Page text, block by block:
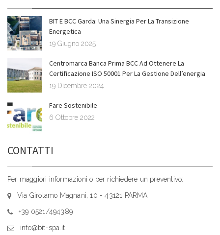
BIT E BCC Garda: Una Sinergia Per La Transizione
Energetica
19 Giugno 2025
Centromarca Banca Prima BCC Ad Ottenere La
Certificazione ISO 50001 Per La Gestione Dell’energia
19 Dicembre 2024
Fare Sostenibile
6 Ottobre 2022
CONTATTI
Per maggiori informazioni o per richiedere un preventivo:
Via Girolamo Magnani, 10 - 43121 PARMA
+39 0521/494389
info@bit-spa.it